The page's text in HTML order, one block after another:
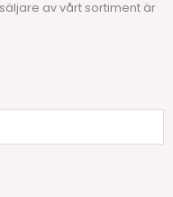
av vårt sortiment är